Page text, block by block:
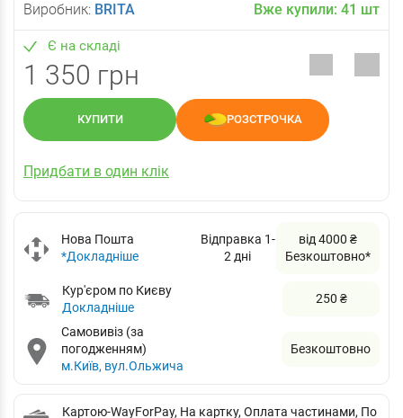
Виробник: BRITA Вже купили: 41 шт
Є на складі
1 350 грн
КУПИТИ РОЗСТРОЧКА
Придбати в один клік
Нова Пошта
*Докладніше
Відправка 1-
2 дні
від 4000 ₴
Безкоштовно*
Кур'єром по Києву
Докладніше
250 ₴
Самовивіз (за
погодженням)
м.Київ, вул.Ольжича
Безкоштовно
Картою-WayForPay, На картку, Оплата частинами, По